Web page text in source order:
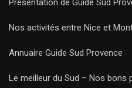
Nos activités entre Nice et
Annuaire Guide Sud Provence
Le meilleur du Sud – Nos bons